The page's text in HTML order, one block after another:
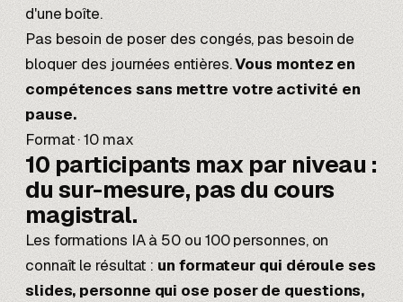
d'une boîte.
Pas besoin de poser des congés, pas besoin de
bloquer des journées entières.Vous montez en
compétences sans mettre votre activité en
pause.
Format · 10 max
10 participants max par niveau :
du sur-mesure, pas du cours
magistral.
Les formations IA à 50 ou 100 personnes, on
connaît le résultat :un formateur qui déroule ses
slides, personne qui ose poser de questions,